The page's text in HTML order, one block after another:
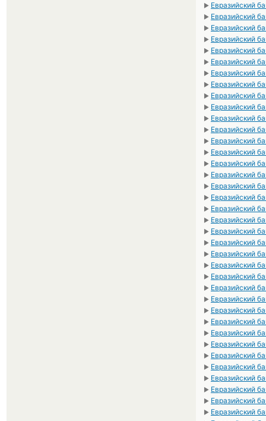
► Евразийский
► Евразийский
► Евразийский
► Евразийский
► Евразийский
► Евразийский
► Евразийский
► Евразийский
► Евразийский
► Евразийский
► Евразийский
► Евразийский
► Евразийский
► Евразийский
► Евразийский
► Евразийский
► Евразийский
► Евразийский
► Евразийский
► Евразийский
► Евразийский
► Евразийский
► Евразийский
► Евразийский
► Евразийский
► Евразийский
► Евразийский
► Евразийский
► Евразийский
► Евразийский
► Евразийский
► Евразийский
► Евразийский
► Евразийский
► Евразийский
► Евразийский
► Евразийский